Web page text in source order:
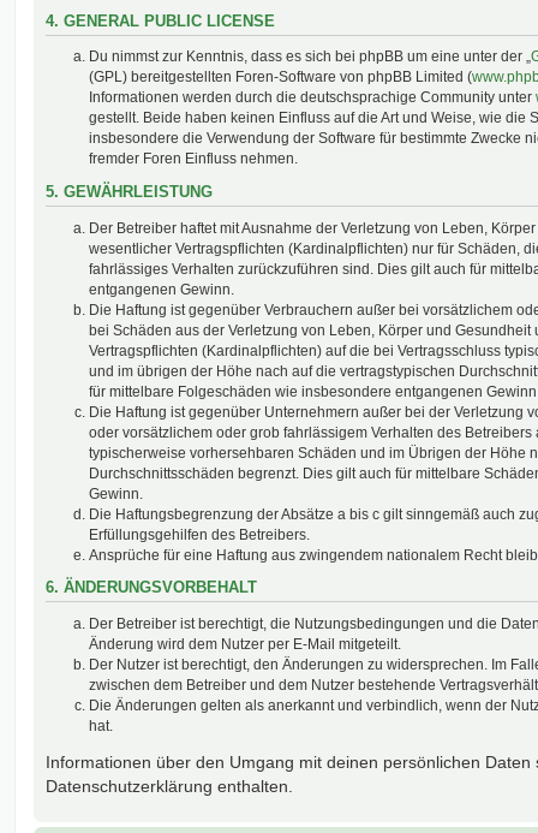
4. GENERAL PUBLIC LICENSE
Du nimmst zur Kenntnis, dass es sich bei phpBB um eine unter der „
(GPL) bereitgestellten Foren-Software von phpBB Limited (
Informationen werden durch die deutschsprachige Community unter
gestellt. Beide haben keinen Einfluss auf die Art und Weise, wie die
insbesondere die Verwendung der Software für bestimmte Zwecke
fremder Foren Einfluss nehmen.
5. GEWÄHRLEISTUNG
Der Betreiber haftet mit Ausnahme der Verletzung von Leben,
wesentlicher Vertragspflichten (Kardinalpflichten) nur für Schäden,
fahrlässiges Verhalten zurückzuführen sind. Dies gilt auch für
entgangenen Gewinn.
Die Haftung ist gegenüber Verbrauchern außer bei vorsätzlichem
bei Schäden aus der Verletzung von Leben, Körper und
Vertragspflichten (Kardinalpflichten) auf die bei Vertragsschluss
und im übrigen der Höhe nach auf die vertragstypischen
für mittelbare Folgeschäden wie insbesondere entgangenen
Die Haftung ist gegenüber Unternehmern außer bei der Verletzung
oder vorsätzlichem oder grob fahrlässigem Verhalten des Betreibers
typischerweise vorhersehbaren Schäden und im Übrigen der Höhe
Durchschnittsschäden begrenzt. Dies gilt auch für mittelbare
Gewinn.
Die Haftungsbegrenzung der Absätze a bis c gilt sinngemäß auch
Erfüllungsgehilfen des Betreibers.
Ansprüche für eine Haftung aus zwingendem nationalem Recht
6. ÄNDERUNGSVORBEHALT
Der Betreiber ist berechtigt, die Nutzungsbedingungen und die
Änderung wird dem Nutzer per E-Mail mitgeteilt.
Der Nutzer ist berechtigt, den Änderungen zu widersprechen. Im
zwischen dem Betreiber und dem Nutzer bestehende
Die Änderungen gelten als anerkannt und verbindlich, wenn der
hat.
Informationen über den Umgang mit deinen persönlichen Daten
Datenschutzerklärung enthalten.